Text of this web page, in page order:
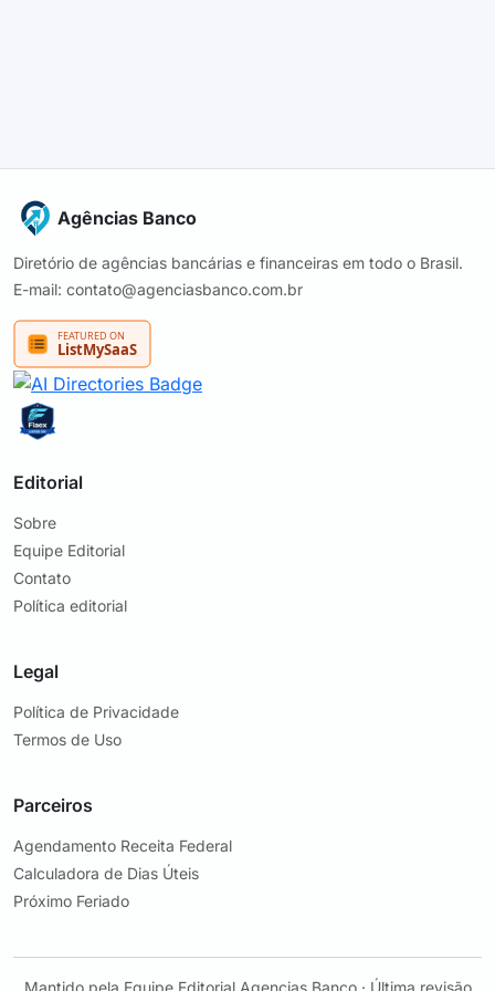
Agências Banco
Diretório de agências bancárias e financeiras em todo o Brasil.
E-mail: contato@agenciasbanco.com.br
Editorial
Sobre
Equipe Editorial
Contato
Política editorial
Legal
Política de Privacidade
Termos de Uso
Parceiros
Agendamento Receita Federal
Calculadora de Dias Úteis
Próximo Feriado
Mantido pela Equipe Editorial Agencias Banco· Última revisão